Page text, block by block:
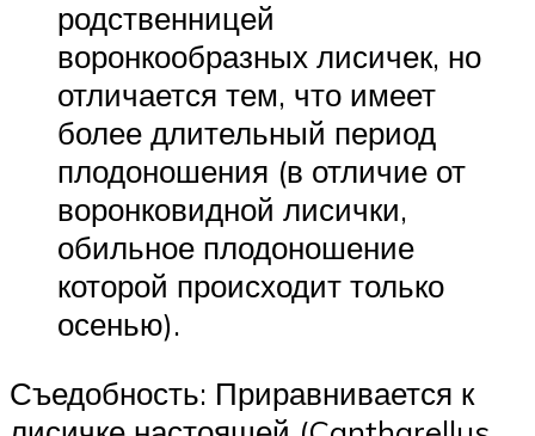
родственницей
воронкообразных лисичек, но
отличается тем, что имеет
более длительный период
плодоношения (в отличие от
воронковидной лисички,
обильное плодоношение
которой происходит только
осенью).
Съедобность: Приравнивается к